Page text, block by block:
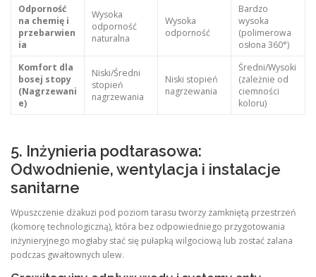
Odporność
na chemię i
przebarwien
ia
Wysoka
odporność
naturalna
Wysoka
odporność
Bardzo
wysoka
(polimerowa
osłona 360°)
Komfort dla
bosej stopy
(Nagrzewani
e)
Niski/Średni
stopień
nagrzewania
Niski stopień
nagrzewania
Średni/Wysoki
(zależnie od
ciemności
koloru)
5. Inżynieria podtarasowa:
Odwodnienie, wentylacja i instalacje
sanitarne
Wpuszczenie dżakuzi pod poziom tarasu tworzy zamkniętą przestrzeń
(komorę technologiczną), która bez odpowiedniego przygotowania
inżynieryjnego mogłaby stać się pułapką wilgociową lub zostać zalana
podczas gwałtownych ulew.